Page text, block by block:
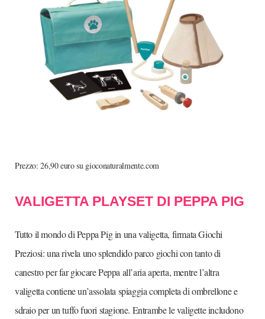
Prezzo: 26,90 euro su gioconaturalmente.com
VALIGETTA PLAYSET DI PEPPA PIG
Tutto il mondo di Peppa Pig in una valigetta, firmata Giochi
Preziosi: una rivela uno splendido parco giochi con tanto di
canestro per far giocare Peppa all’aria aperta, mentre l’altra
valigetta contiene un’assolata spiaggia completa di ombrellone e
sdraio per un tuffo fuori stagione. Entrambe le valigette includono